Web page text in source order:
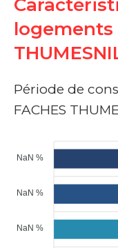
logements
Période de
FACHES
NaN %
NaN %
NaN %